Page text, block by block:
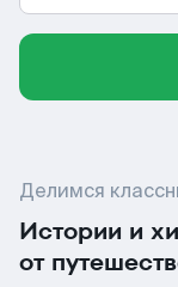
Делимся
Истории и
от